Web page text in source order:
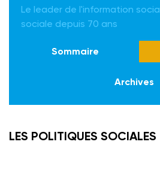
Le leader de l'information
sociale depuis 70 ans
Sommaire
Archives
LES POLITIQUES SOCIALES